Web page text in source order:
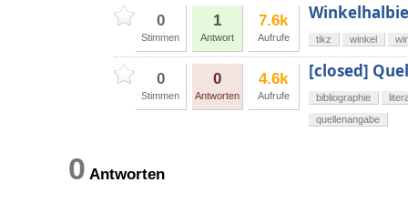
0
Stimmen
1
Antwort
7.6k
Aufrufe tikz winkel
0
Stimmen
0
Antworten
4.6k
Aufrufe
[closed]
bibliographie
quellenangabe
0 Antworten